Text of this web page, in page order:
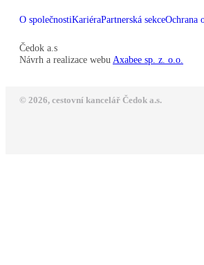
O společnostiKariéraPartnerská sekceOchrana
Čedok a.s
Návrh a realizace webu Axabee sp. z. o.o.
© 2026, cestovní kancelář Čedok a.s.